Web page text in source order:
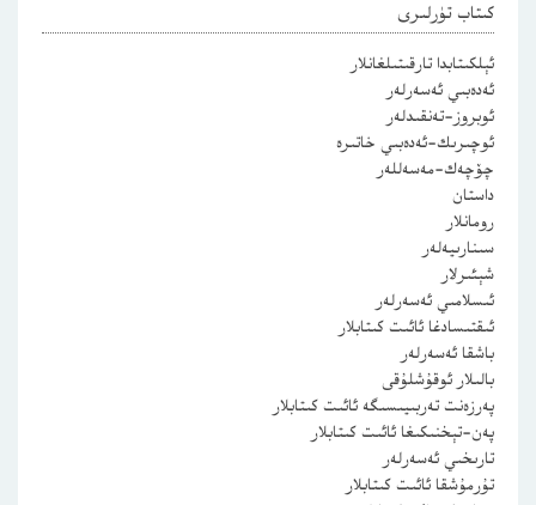
كىتاب تۈرلىرى
ئېلكىتابدا تارقىتىلغانلار
ئەدەبىي ئەسەرلەر
ئوبروز-تەنقىدلەر
ئوچىرىك-ئەدەبىي خاتىرە
چۆچەك-مەسەللەر
داستان
رومانلار
سىنارىيەلەر
شېئىرلار
ئىسلامىي ئەسەرلەر
ئىقتىسادغا ئائىت كىتابلار
باشقا ئەسەرلەر
بالىلار ئوقۇشلۇقى
پەرزەنت تەربىيىسىگە ئائىت كىتابلار
پەن-تېخنىكىغا ئائىت كىتابلار
تارىخىي ئەسەرلەر
تۇرمۇشقا ئائىت كىتابلار